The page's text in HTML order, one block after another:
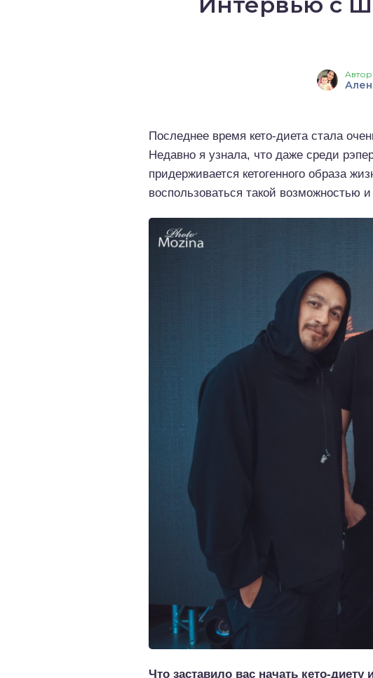
Автор
Последнее время кето-диета стала
Недавно я узнала, что даже среди
придерживается кетогенного образа
воспользоваться такой
Что заставило вас начать кето-